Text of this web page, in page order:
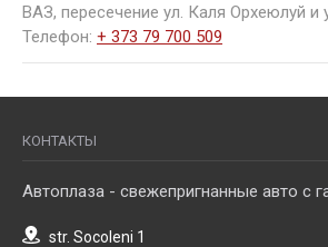
ВАЗ, пересечение ул. Каля Орхеюлуй и
Телефон: + 373 79 700 509
КОНТАКТЫ
Автоплаза - свежепригнанные авто с
str. Socoleni 1